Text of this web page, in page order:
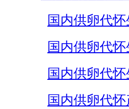
国内供卵代
国内供卵代
国内供卵代
国内供卵代